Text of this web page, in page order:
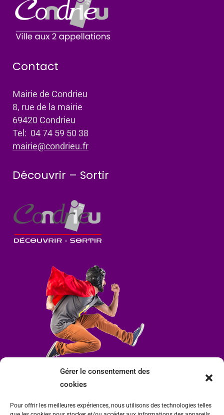
Gérer le consentement des
cookies
Pour offrir les meilleures expériences, nous utilisons des technologies telles
Contact
Mairie de Condrieu
8, rue de la mairie
69420 Condrieu
Tel: 04 74 59 50 38
mairie@condrieu.fr
Découvrir – Sortir